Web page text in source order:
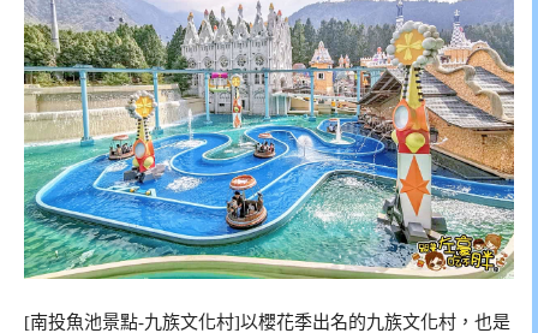
[南投魚池景點-九族文化村]以櫻花季出名的九族文化村，也是